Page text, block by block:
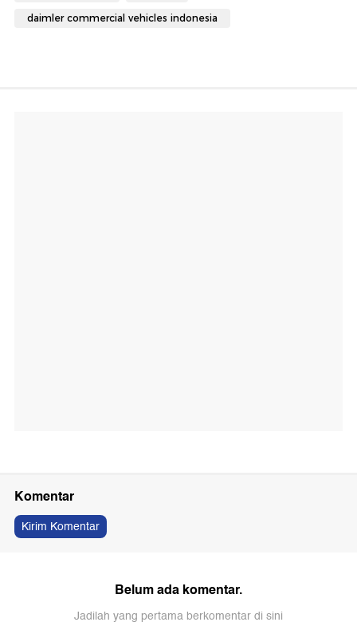
daimler commercial vehicles indonesia
Komentar
Kirim Komentar
Belum ada komentar.
Jadilah yang pertama berkomentar di sini